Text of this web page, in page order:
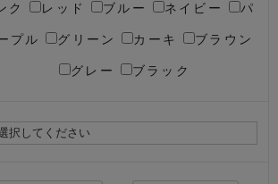
ク レッド ブルー ネイビー パ
プル グリーン カーキ ブラウン
グレー ブラック